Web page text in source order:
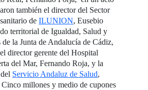
también el director del Sector
deILUNION, Eusebio
territorial de Igualdad, Salud y
de la Junta de Andalucía de Cádiz,
director gerente del Hospital
del Mar, Fernando Roja, y la
Servicio Andaluz de Salud,
millones y medio de cupones